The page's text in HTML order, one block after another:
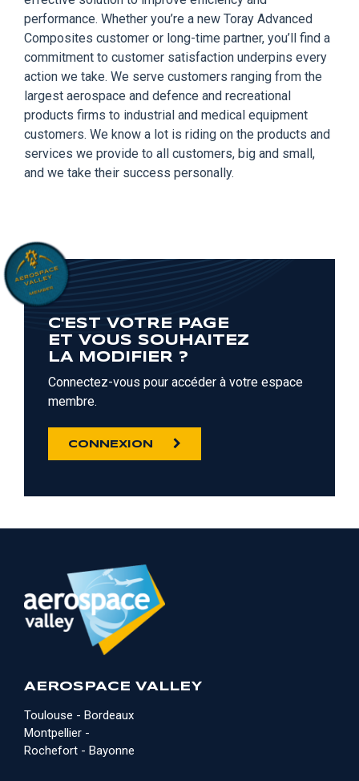
performance. Whether you’re a new Toray Advanced
Composites customer or long-time partner, you’ll find a
commitment to customer satisfaction underpins every
action we take. We serve customers ranging from the
largest aerospace and defence and recreational
products firms to industrial and medical equipment
customers. We know a lot is riding on the products and
services we provide to all customers, big and small,
and we take their success personally.
C'EST VOTRE PAGE
ET VOUS SOUHAITEZ
LA MODIFIER ?
Connectez-vous pour accéder à votre espace
membre.
CONNEXION
AEROSPACE VALLEY
Toulouse - Bordeaux
Montpellier -
Rochefort - Bayonne